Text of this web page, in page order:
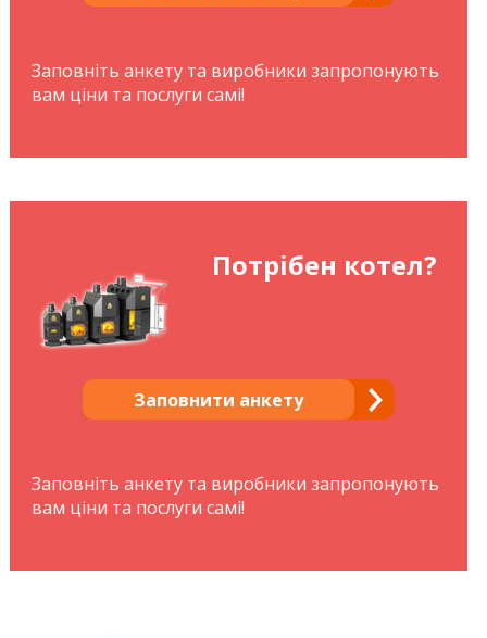
Заповніть анкету та виробники запропонують
вам ціни та послуги самі!
Потрібен котел?
Заповнити анкету
Заповніть анкету та виробники запропонують
вам ціни та послуги самі!